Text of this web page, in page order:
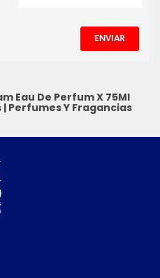
ENVIAR
Eau De Perfum X 75Ml
| Perfumes Y Fragancias